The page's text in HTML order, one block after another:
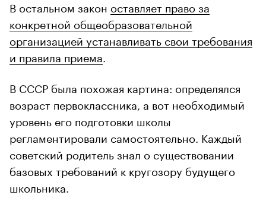
В остальном закон оставляет право за
конкретной общеобразовательной
организацией устанавливать свои требования
и правила приема
В СССР была похожая картина: определялся
возраст первоклассника, а вот необходимый
уровень его подготовки школы
регламентировали самостоятельно. Каждый
советский родитель знал о существовании
базовых требований к кругозору будущего
школьника.